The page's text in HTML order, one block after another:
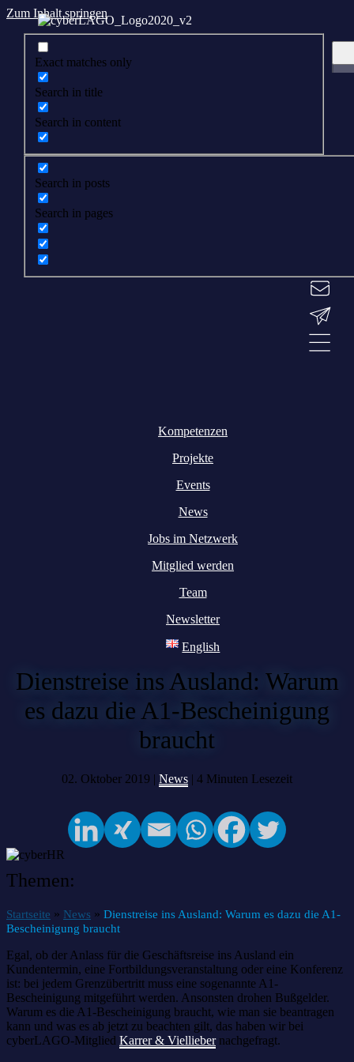
Zum Inhalt springen
Exact matches only
Search in title
Search in content
Search in posts
Search in pages
Kompetenzen
Projekte
Events
News
Jobs im Netzwerk
Mitglied werden
Team
Newsletter
English
Dienstreise ins Ausland: Warum
es dazu die A1-Bescheinigung
braucht
02. Oktober 2019 | News | 4 Minuten Lesezeit
Themen:
Startseite » News » Dienstreise ins Ausland: Warum es dazu die A1-
Bescheinigung braucht
Egal, ob der Anlass für die Geschäftsreise ins Ausland ein
Kundentermin, eine Fortbildungsveranstaltung oder eine Konferenz
ist: bei jedem Grenzübertritt muss eine sogenannte A1-
Bescheinigung mitgeführt werden. Ansonsten drohen Bußgelder.
Warum es die A1-Bescheinigung braucht, wie man sie beantragen
kann und was es ab jetzt zu beachten gilt, das haben wir bei
cyberLAGO-Mitglied Karrer & Vielliebernachgefragt.